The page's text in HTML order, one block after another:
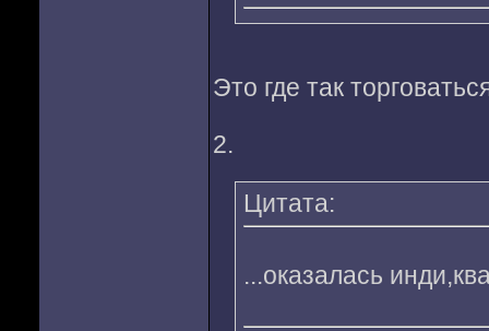
Это где так
2.
Цитата:
...оказалась